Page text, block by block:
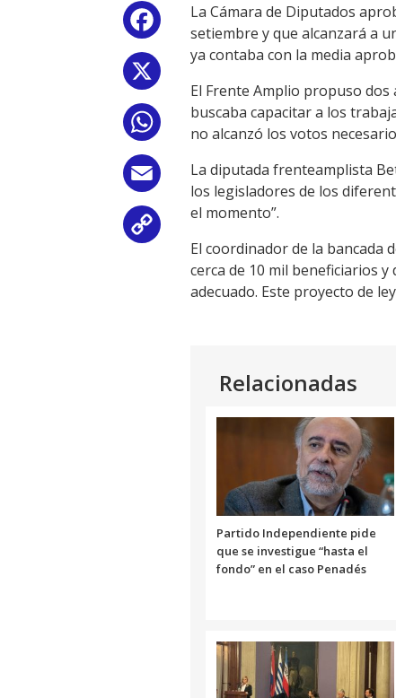
Facebook
WhatsApp
Email
Link
La Cámara de Diputados
setiembre y que alcanzará a
ya contaba con la media
El Frente Amplio propuso
buscaba capacitar a los
no alcanzó los votos
La diputada frenteamplista
los legisladores de los
el momento”.
El coordinador de la bancada
cerca de 10 mil beneficiarios
adecuado. Este proyecto de
Relacionadas
Partido Independiente pide
que se investigue “hasta el
fondo” en el caso Penadés